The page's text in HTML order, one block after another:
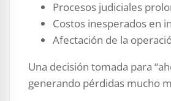
Procesos judiciales
Costos inesperados en
Afectación de la
Una decisión tomada para
generando pérdidas mucho